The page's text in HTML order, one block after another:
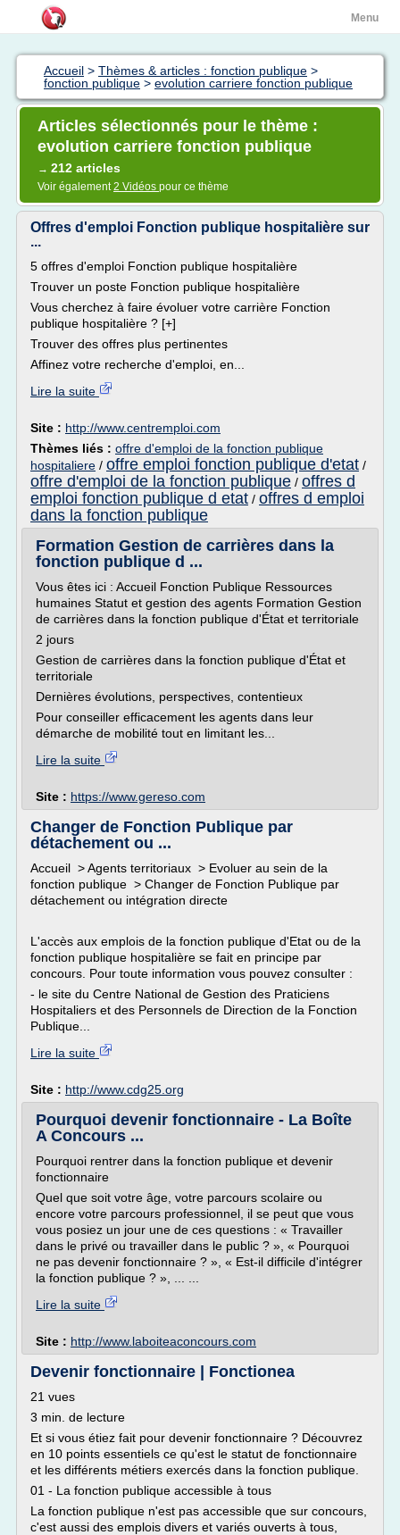
Menu
Accueil > Thèmes & articles : fonction publique >
fonction publique > evolution carriere fonction publique
Articles sélectionnés pour le thème :
evolution carriere fonction publique
→ 212 articles
Voir également2 Vidéos pour ce thème
Offres d'emploi Fonction publique hospitalière sur
...
5 offres d'emploi Fonction publique hospitalière
Trouver un poste Fonction publique hospitalière
Vous cherchez à faire évoluer votre carrière Fonction
publique hospitalière ? [+]
Trouver des offres plus pertinentes
Affinez votre recherche d'emploi, en...
Lire la suite
Site : http://www.centremploi.com
Thèmes liés : offre d'emploi de la fonction publique
hospitaliere / offre emploi fonction publique d'etat /
offre d'emploi de la fonction publique / offres d
emploi fonction publique d etat / offres d emploi
dans la fonction publique
Formation Gestion de carrières dans la
fonction publique d ...
Vous êtes ici : Accueil Fonction Publique Ressources
humaines Statut et gestion des agents Formation Gestion
de carrières dans la fonction publique d'État et territoriale
2 jours
Gestion de carrières dans la fonction publique d'État et
territoriale
Dernières évolutions, perspectives, contentieux
Pour conseiller efficacement les agents dans leur
démarche de mobilité tout en limitant les...
Lire la suite
Site : https://www.gereso.com
Changer de Fonction Publique par
détachement ou ...
Accueil > Agents territoriaux > Evoluer au sein de la
fonction publique > Changer de Fonction Publique par
détachement ou intégration directe
L'accès aux emplois de la fonction publique d'Etat ou de la
fonction publique hospitalière se fait en principe par
concours. Pour toute information vous pouvez consulter :
- le site du Centre National de Gestion des Praticiens
Hospitaliers et des Personnels de Direction de la Fonction
Publique...
Lire la suite
Site : http://www.cdg25.org
Pourquoi devenir fonctionnaire - La Boîte
A Concours ...
Pourquoi rentrer dans la fonction publique et devenir
fonctionnaire
Quel que soit votre âge, votre parcours scolaire ou
encore votre parcours professionnel, il se peut que vous
vous posiez un jour une de ces questions : « Travailler
dans le privé ou travailler dans le public ? », « Pourquoi
ne pas devenir fonctionnaire ? », « Est-il difficile d'intégrer
la fonction publique ? », ... ...
Lire la suite
Site : http://www.laboiteaconcours.com
Devenir fonctionnaire | Fonctionea
21 vues
3 min. de lecture
Et si vous étiez fait pour devenir fonctionnaire ? Découvrez
en 10 points essentiels ce qu'est le statut de fonctionnaire
et les différents métiers exercés dans la fonction publique.
01 - La fonction publique accessible à tous
La fonction publique n'est pas accessible que sur concours,
c'est aussi des emplois divers et variés ouverts à tous,